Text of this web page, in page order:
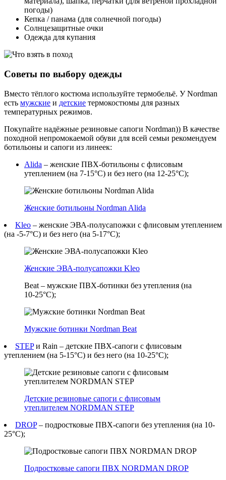
погоды)
Кепка / панама (для солнечной погоды)
Солнцезащитные очки
Одежда для купания
Советы по выбору одежды
Вместо тёплого костюма используйте термобельё. У Nordman
есть мужские и детские термокостюмы для разных
температурных режимов.
Покупайте надёжные резиновые сапоги Nordman)) В качестве
походной непромокаемой обуви для всей семьи рекомендуем
ботильоны и сапоги из линеек:
Alida – женские ПВХ-ботильоны с флисовым
утеплением (на 7-15°C) и без него (на 12-25°C);
Женские ботильоны Nordman Alida
Kleo – женские ЭВА-полусапожки с флисовым утеплением
(на -5-7°C) и без него (на 5-17°C);
Женские ЭВА-полусапожки Kleo
Beat – мужские ПВХ-ботинки без утепления (на
10-25°C);
Мужские ботинки Nordman Beat
STEPи Rain – детские ПВХ-сапоги с флисовым
утеплением (на 5-15°C) и без него (на 10-25°C);
Детские резиновые сапоги с флисовым
утеплителем NORDMAN STEP
DROP– подростковые ПВХ-сапоги без утепления (на 10-
25°C);
Подростковые сапоги ПВХ NORDMAN DROP